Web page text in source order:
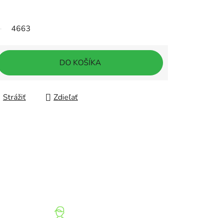
4663
DO KOŠÍKA
Strážiť Zdieľať